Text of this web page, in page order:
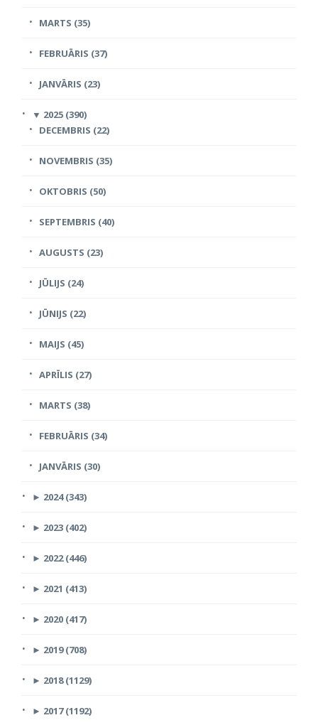
MARTS (35)
FEBRUĀRIS (37)
JANVĀRIS (23)
▼ 2025 (390)
DECEMBRIS (22)
NOVEMBRIS (35)
OKTOBRIS (50)
SEPTEMBRIS (40)
AUGUSTS (23)
JŪLIJS (24)
JŪNIJS (22)
MAIJS (45)
APRĪLIS (27)
MARTS (38)
FEBRUĀRIS (34)
JANVĀRIS (30)
► 2024 (343)
► 2023 (402)
► 2022 (446)
► 2021 (413)
► 2020 (417)
► 2019 (708)
► 2018 (1129)
► 2017 (1192)